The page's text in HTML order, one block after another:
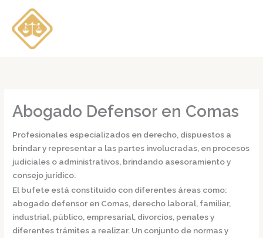
contenido
Abogado Defensor en Comas
Profesionales especializados en derecho, dispuestos a
brindar y representar a las partes involucradas, en procesos
judiciales o administrativos, brindando asesoramiento y
consejo jurídico.
El bufete está constituido con diferentes áreas como:
abogado defensor en Comas, derecho laboral, familiar,
industrial, público, empresarial, divorcios, penales y
diferentes trámites a realizar. Un conjunto de normas y